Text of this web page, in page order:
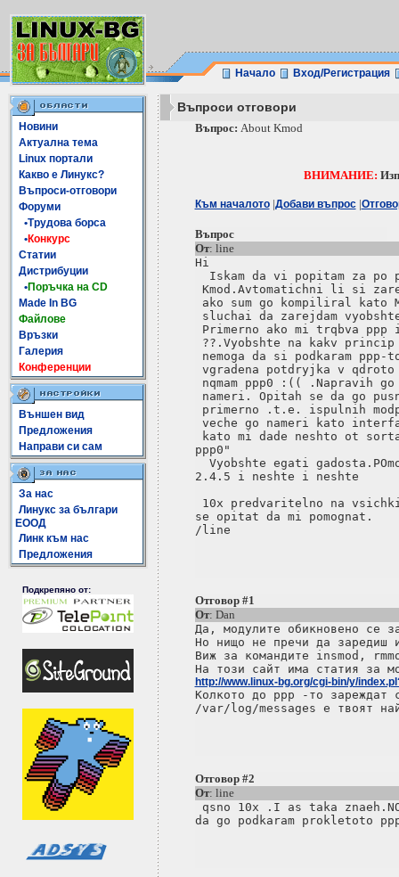
Начало Вход/Регистрация
Новини
Актуална тема
Linux портали
Какво е Линукс?
Въпроси-отговори
Форуми
•Трудова борса
•Конкурс
Статии
Дистрибуции
•Поръчка на CD
Made In BG
Файлове
Връзки
Галерия
Конференции
Външен вид
Предложения
Направи си сам
За нас
Линукс за българи
ЕООД
Линк към нас
Предложения
Подкрепяно от:
Въпроси отговори
Въпрос: About Kmod
ВНИМАНИЕ:
Към началото|Добави въпрос|
Въпрос
От: line
Hi
Iskam da vi popitam za po
Kmod.Avtomatichni li si
ako sum go kompiliral kato
sluchai da zarejdam
Primerno ako mi trqbva
??.Vyobshte na kakv
nemoga da si podkaram
vgradena potdryjka v
nqmam ppp0 :(( .Napravih
nameri. Opitah se da go
primerno .t.e. ispulnih
veche go nameri kato
kato mi dade neshto ot
ppp0"
Vyobshte egati
2.4.5 i neshte i neshte
10x predvaritelno na
se opitat da mi pomognat.
/line
Отговор #1
От: Dan
Да, модулите обикновено се
Но нищо не пречи да заредиш
Виж за командите insmod,
http://www.linux-bg.org/cgi-bin/y/
Колкото до ppp -то зареждат
/var/log/messages е твоят
Отговор #2
От: line
qsno 10x .I as taka
da go podkaram prokletoto